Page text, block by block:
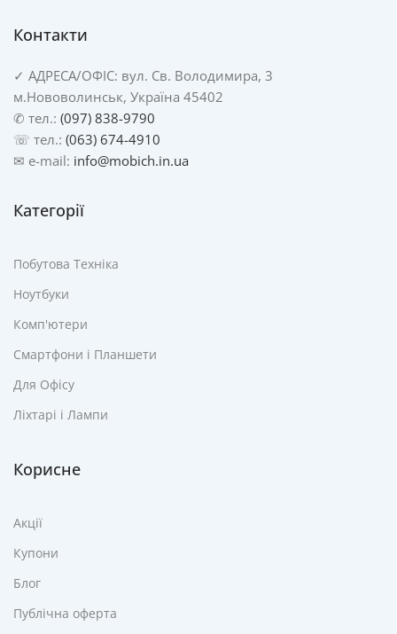
Контакти
✓ АДРЕСА/ОФІС: вул. Св. Володимира, 3
м.Нововолинськ, Україна 45402
✆ тел.: (097) 838-9790
☏ тел.: (063) 674-4910
✉ e-mail: info@mobich.in.ua
Категорії
Побутова Техніка
Ноутбуки
Комп'ютери
Смартфони і Планшети
Для Офісу
Ліхтарі і Лампи
Корисне
Акції
Купони
Блог
Публічна оферта